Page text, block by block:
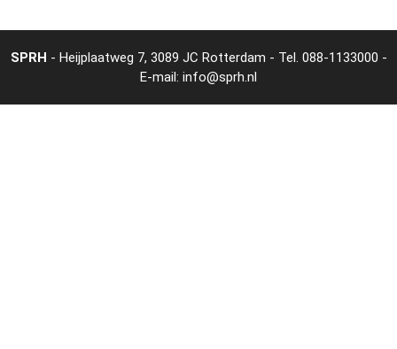
SPRH - Heijplaatweg 7, 3089 JC Rotterdam - Tel. 088-1133000 -
E-mail: info@sprh.nl